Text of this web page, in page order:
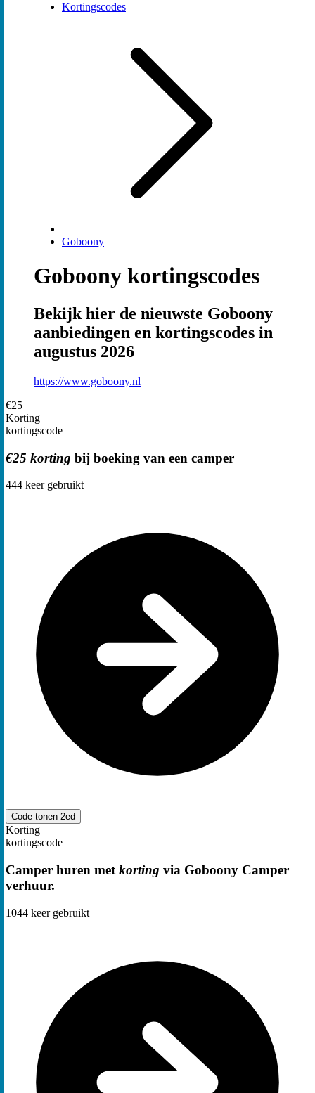
Kortingscodes
Goboony
Goboony kortingscodes
Bekijk hier de nieuwste Goboony
aanbiedingen en kortingscodes in
augustus 2026
https://www.goboony.nl
€25
Korting
kortingscode
€25 korting bij boeking van een camper
444 keer gebruikt
Code tonen 2ed
Korting
kortingscode
Camper huren met korting via Goboony Camper
verhuur.
1044 keer gebruikt